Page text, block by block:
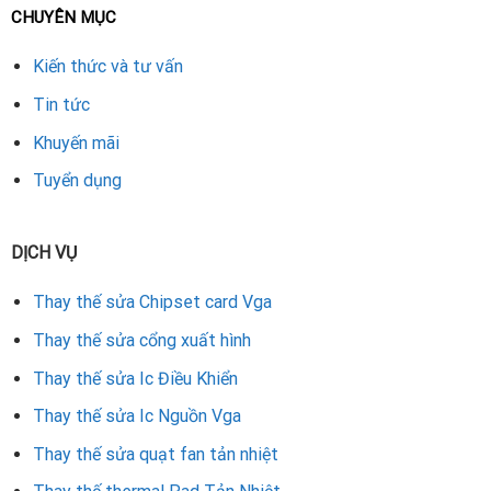
nhất thiết thay toàn bộ.
Quy trình thay bộ nhớ VRAM RTX 2060 Super
Nhận card và kiểm tra lỗi sơ bộ.
Gắn chip VRAM GDDR6 mới đúng chuẩn, hàn lại chính
Vệ sinh card, test stress 100% tải trong 1–2 giờ.
Bàn giao kèm bảo hành.
CHUYÊN MỤC
Kiến thức và tư vấn
Tin tức
Khuyến mãi
Tuyển dụng
DỊCH VỤ
Thay thế sửa Chipset card Vga
Thay thế sửa cổng xuất hình
Thay thế sửa Ic Điều Khiển
Thay thế sửa Ic Nguồn Vga
Thay thế sửa quạt fan tản nhiệt